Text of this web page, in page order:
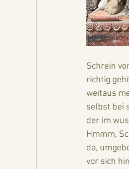
Schrein
richtig
weitaus
selbst bei
der im
Hmmm,
da,
vor sich